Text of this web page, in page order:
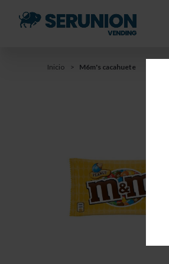
You
Inicio M6m's cacahuete